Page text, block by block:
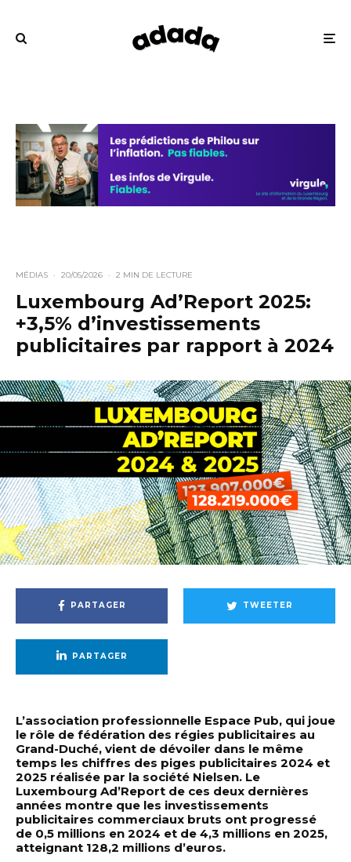
MÉDIAS · 20/05/2026 · 2 MIN DE LECTURE
Luxembourg Ad’Report 2025:
+3,5% d’investissements
publicitaires par rapport à 2024
PARTAGER TWEETER
PARTAGER
L’association professionnelle Espace Pub, qui joue
le rôle de fédération des régies publicitaires au
Grand-Duché, vient de dévoiler dans le même
temps les chiffres des piges publicitaires 2024 et
2025 réalisée par la société Nielsen. Le
Luxembourg Ad’Report de ces deux dernières
années montre que les investissements
publicitaires commerciaux bruts ont progressé
de 0,5 millions en 2024 et de 4,3 millions en 2025,
atteignant 128,2 millions d’euros.